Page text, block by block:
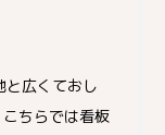
と広くておし
ちらでは看板